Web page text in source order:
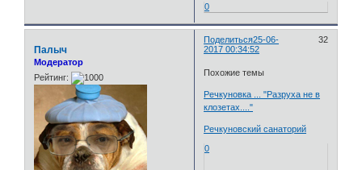
0
Поделиться 32
25-06-
2017 00:34:52
Палыч
Модератор
Рейтинг:
Похожие темы
Речкуновка ... "Разруха не в
клозетах...."
Речкуновский санаторий
0